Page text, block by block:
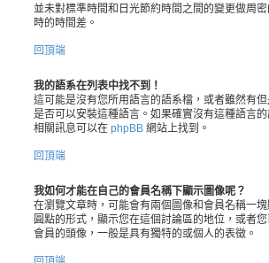
並未對標準時間和日光節約時間之間的變更做周
時的時間差。
回頂端
我的語系在列表中找不到！
這可能是沒有您所用語言的語系檔，或者雖然有
是否可以安裝這種語言。如果確實沒有這種語言
相關訊息可以在 phpBB 網站上找到。
回頂端
我如何才能在自己的會員名稱下顯示圖像呢？
在瀏覽文章時，可能會有兩個圖像和會員名稱一
圓點的形式，顯示您在這個討論區的地位，或者
會員的頭像，一般是具有獨特的或個人的表徵。